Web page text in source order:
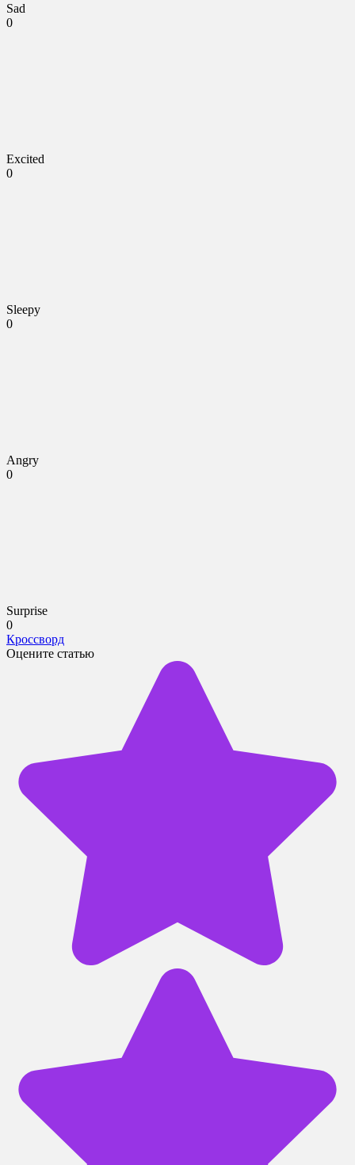
Sad
0
Excited
0
Sleepy
0
Angry
0
Surprise
0
Кроссворд
Оцените статью